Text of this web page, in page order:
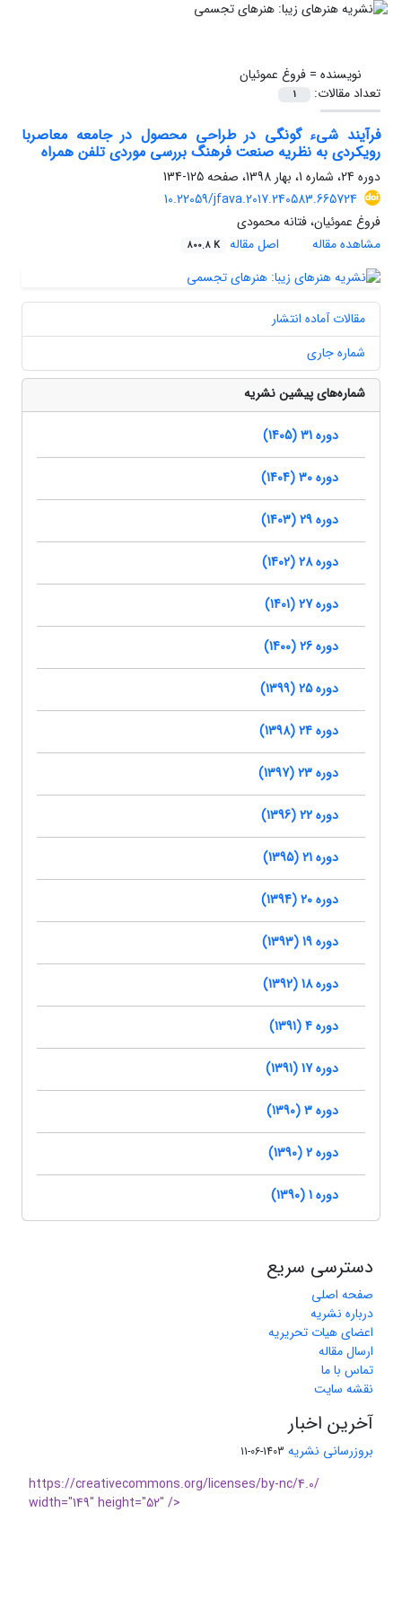
نویسنده =فروغ عموئیان
تعداد مقالات:
1
فرآیند شیء گونگی در طراحی محصول در جامعه معاصربا
رویکردی به نظریه صنعت فرهنگ بررسی موردی تلفن همراه
دوره 24، شماره 1، بهار 1398، صفحه
125-134
10.22059/jfava.2017.240583.665724
فروغ عموئیان، فتانه محمودی
مشاهده مقاله
اصل مقاله 800.8 K
مقالات آماده انتشار
شماره جاری
شماره‌های پیشین نشریه
دوره 31 (1405)
دوره 30 (1404)
دوره 29 (1403)
دوره 28 (1402)
دوره 27 (1401)
دوره 26 (1400)
دوره 25 (1399)
دوره 24 (1398)
دوره 23 (1397)
دوره 22 (1396)
دوره 21 (1395)
دوره 20 (1394)
دوره 19 (1393)
دوره 18 (1392)
دوره 4 (1391)
دوره 17 (1391)
دوره 3 (1390)
دوره 2 (1390)
دوره 1 (1390)
دسترسی سریع
صفحه اصلی
درباره نشریه
اعضای هیات تحریریه
ارسال مقاله
تماس با ما
نقشه سایت
آخرین اخبار
بروزرسانی نشریه 1403-06-11
https://creativecommons.org/licenses/by-nc/4.0/
width="149" height="52" />